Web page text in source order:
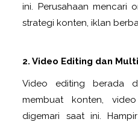
ini. Perusahaan mencari
strategi konten, iklan
2. Video Editing dan
Video editing berada
membuat konten,
digemari saat ini.